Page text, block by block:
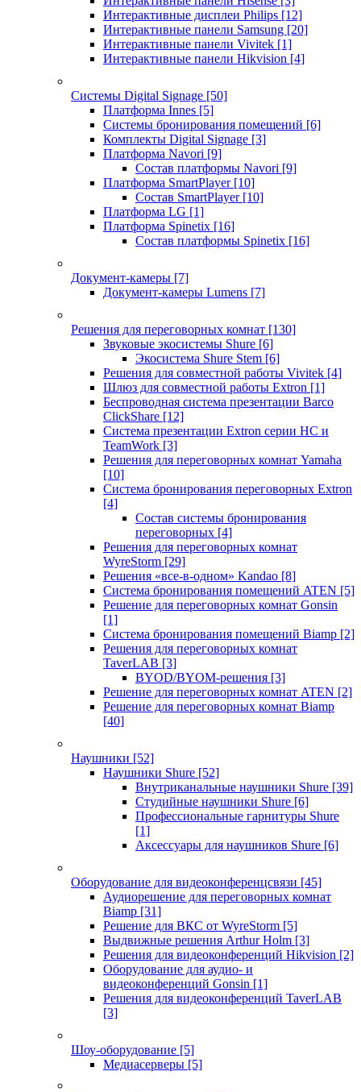
Интерактивные дисплеи Philips [12]
Интерактивные панели Samsung [20]
Интерактивные панели Vivitek [1]
Интерактивные панели Hikvision [4]
Системы Digital Signage [50]
Платформа Innes [5]
Системы бронирования помещений [6]
Комплекты Digital Signage [3]
Платформа Navori [9]
Состав платформы Navori [9]
Платформа SmartPlayer [10]
Состав SmartPlayer [10]
Платформа LG [1]
Платформа Spinetix [16]
Состав платформы Spinetix [16]
Документ-камеры [7]
Документ-камеры Lumens [7]
Решения для переговорных комнат [130]
Звуковые экосистемы Shure [6]
Экосистема Shure Stem [6]
Решения для совместной работы Vivitek [4]
Шлюз для совместной работы Extron [1]
Беспроводная система презентации Barco
ClickShare [12]
Система презентации Extron серии HC и
TeamWork [3]
Решения для переговорных комнат Yamaha
[10]
Система бронирования переговорных Extron
[4]
Состав системы бронирования
переговорных [4]
Решения для переговорных комнат
WyreStorm [29]
Решения «все-в-одном» Kandao [8]
Система бронирования помещений ATEN [5]
Решение для переговорных комнат Gonsin
[1]
Система бронирования помещений Biamp [2]
Решения для переговорных комнат
TaverLAB [3]
BYOD/BYOM-решения [3]
Решение для переговорных комнат ATEN [2]
Решение для переговорных комнат Biamp
[40]
Наушники [52]
Наушники Shure [52]
Внутриканальные наушники Shure [39]
Студийные наушники Shure [6]
Профессиональные гарнитуры Shure
[1]
Аксессуары для наушников Shure [6]
Оборудование для видеоконференцсвязи [45]
Аудиорешение для переговорных комнат
Biamp [31]
Решение для ВКС от WyreStorm [5]
Выдвижные решения Arthur Holm [3]
Решения для видеоконференций Hikvision [2]
Оборудование для аудио- и
видеоконференций Gonsin [1]
Решения для видеоконференций TaverLAB
[3]
Шоу-оборудование [5]
Медиасерверы [5]